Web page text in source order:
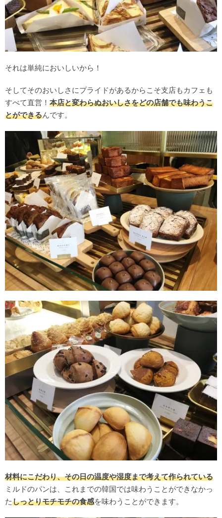
それは単純においしいから！
そしてそのおいしさにプライドがあるからこそ支店もカフェも
すべて直営！ 本店と変わらぬおいしさをどの店舗でも味わうこ
とができるんです。
材料にこだわり、その日の温度や湿度まで考えて作られている
ミルドのパンは、これまでの韓国では味わうことができなかっ
たしっとりモチモチの食感を味わうことができます。